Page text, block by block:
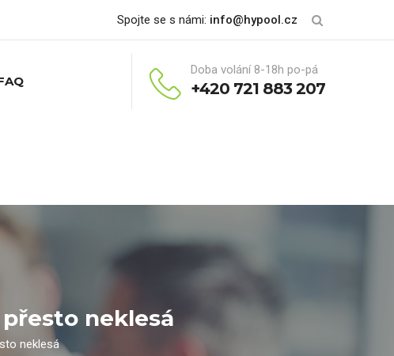
Spojte se s námi: info@hypool.cz
Doba volání 8-18h po-pá
+420 721 883 207
neklesá
neklesá